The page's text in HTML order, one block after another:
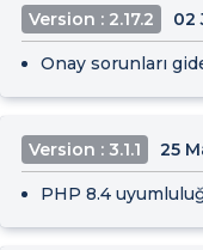
Version : 2.17.2 02
Onay sorunları
Version : 3.1.1 25
PHP 8.4